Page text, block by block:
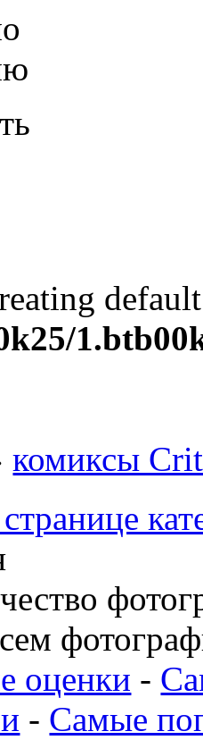
комиксы
оценки -
- Самые